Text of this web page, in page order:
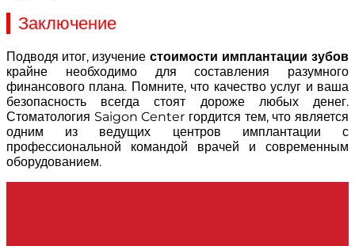
Заключение
Подводя итог, изучение стоимости имплантации зубов
крайне необходимо для составления разумного
финансового плана. Помните, что качество услуг и ваша
безопасность всегда стоят дороже любых денег.
Стоматология Saigon Center гордится тем, что является
одним из ведущих центров имплантации с
профессиональной командой врачей и современным
оборудованием.